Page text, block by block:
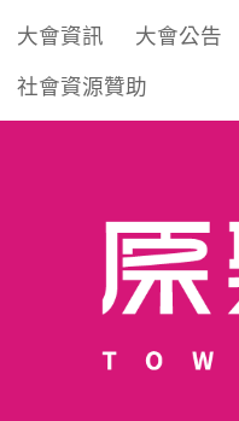
大會資訊 大會公告
社會資源贊助